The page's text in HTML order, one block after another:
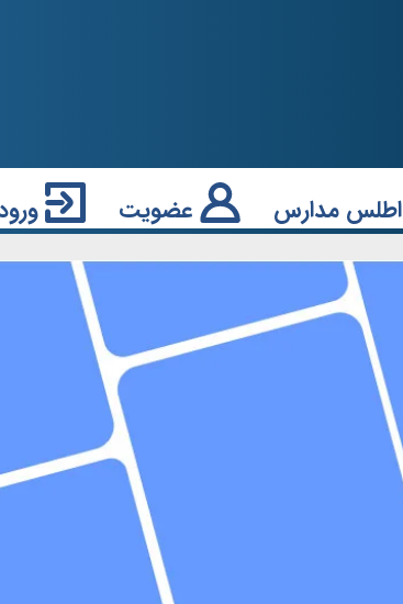
اطلس مدارس عضویت